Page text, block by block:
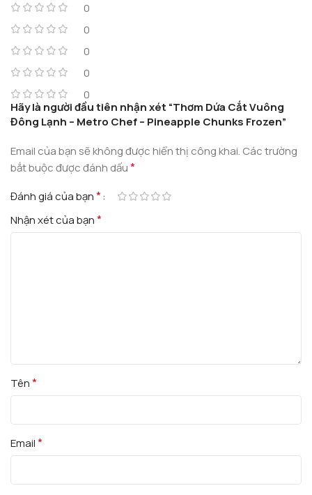
0
0
0
0
0
Hãy là người đầu tiên nhận xét “Thơm Dứa Cắt Vuông
Đông Lạnh – Metro Chef – Pineapple Chunks Frozen”
Email của bạn sẽ không được hiển thị công khai. Các trường
bắt buộc được đánh dấu*
Đánh giá của bạn*
Nhận xét của bạn*
Tên*
Email*